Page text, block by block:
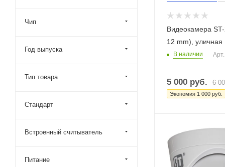
Видеокамера
12 mm), уличная
В наличии
5 000 руб. 6
Экономия 1 000 руб.
Чип
Год выпуска
Тип товара
Стандарт
Встроенный считыватель
Питание